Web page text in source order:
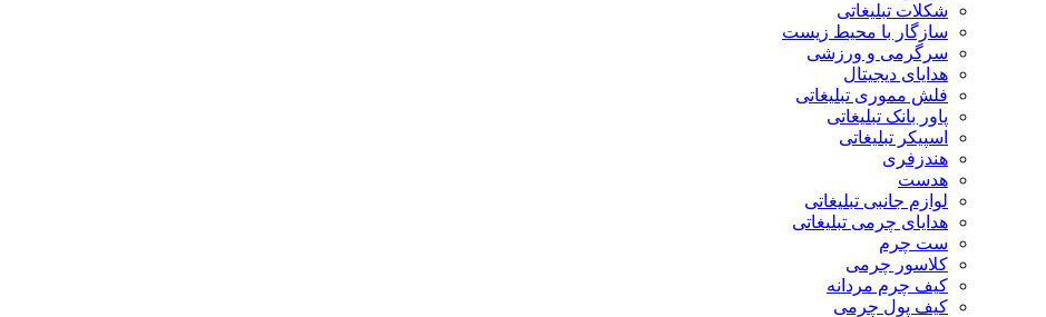
شکلات تبلیغاتی
سازگار با محیط زیست
سرگرمی و ورزشی
هدایای دیجیتال
فلش مموری تبلیغاتی
پاور بانک تبلیغاتی
اسپیکر تبلیغاتی
هندزفری
هدست
لوازم جانبی تبلیغاتی
هدایای چرمی تبلیغاتی
ست چرم
کلاسور چرمی
کیف چرم مردانه
کیف پول چرمی